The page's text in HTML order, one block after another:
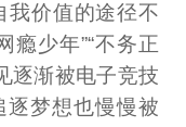
我价值的途径不
瘾少年”“不务正
逐渐被电子竞技
逐梦想也慢慢被